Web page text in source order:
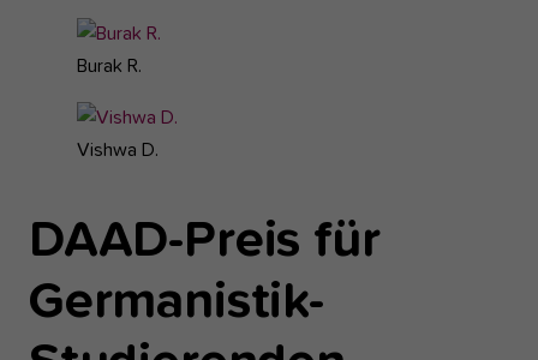
Burak R.
Vishwa D.
DAAD-Preis für
Germanistik-